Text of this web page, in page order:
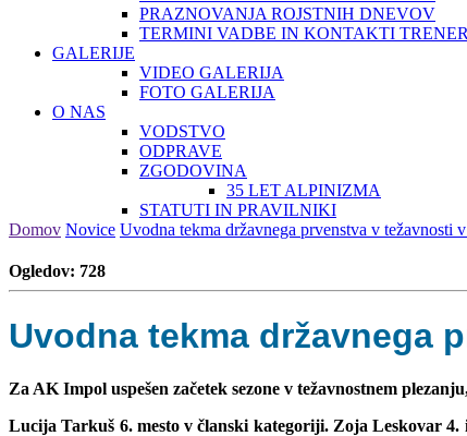
PRAZNOVANJA ROJSTNIH DNEVOV
TERMINI VADBE IN KONTAKTI
GALERIJE
VIDEO GALERIJA
FOTO GALERIJA
O NAS
VODSTVO
ODPRAVE
ZGODOVINA
35 LET ALPINIZMA
STATUTI IN PRAVILNIKI
Domov Novice Uvodna tekma državnega prvenstva v težavnosti
Ogledov: 728
Uvodna tekma državnega
Za AK Impol uspešen začetek sezone v težavnostnem
Lucija Tarkuš 6. mesto v članski kategoriji. Zoja Leskovar